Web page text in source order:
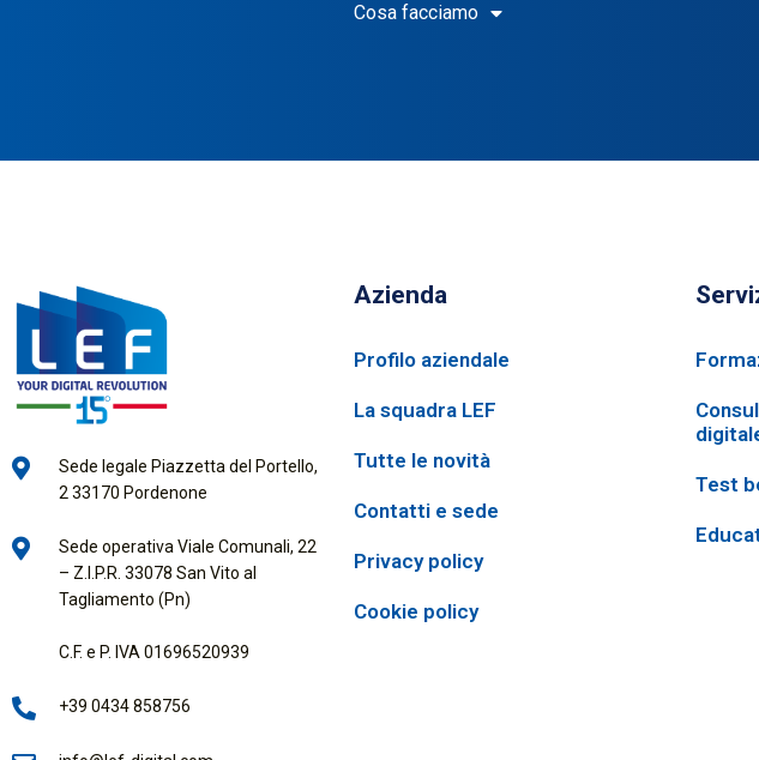
Cosa facciamo
Sede legale Piazzetta del Portello,
2 33170 Pordenone
Sede operativa Viale Comunali, 22
– Z.I.P.R. 33078 San Vito al
Tagliamento (Pn)
C.F. e P. IVA 01696520939
+39 0434 858756
Azienda
Profilo aziendale
La squadra LEF
Tutte le novità
Contatti e sede
Privacy policy
Cookie policy
Test